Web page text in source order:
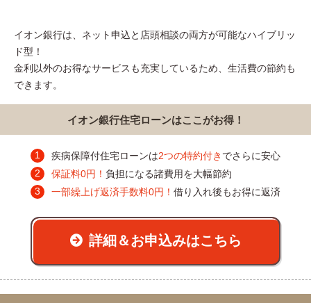
イオン銀行は、ネット申込と店頭相談の両方が可能なハイブリッ
ド型！
金利以外のお得なサービスも充実しているため、生活費の節約も
できます。
イオン銀行住宅ローンはここがお得！
疾病保障付住宅ローンは2つの特約付き でさらに安心
保証料0円！ 負担になる諸費用を大幅節約
一部繰上げ返済手数料0円！ 借り入れ後もお得に返済
詳細＆お申込みはこちら